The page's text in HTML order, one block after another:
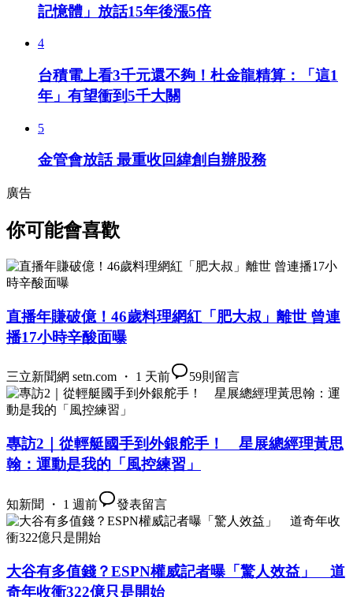
記憶體」放話15年後漲5倍
4
台積電上看3千元還不夠！杜金龍精算：「這1
年」有望衝到5千大關
5
金管會放話 最重收回緯創自辦股務
廣告
你可能會喜歡
直播年賺破億！46歲料理網紅「肥大叔」離世 曾連
播17小時辛酸面曝
三立新聞網 setn.com ・ 1 天前 59則留言
專訪2｜從輕艇國手到外銀舵手！ 星展總經理黃思
翰：運動是我的「風控練習」
知新聞 ・ 1 週前 發表留言
大谷有多值錢？ESPN權威記者曝「驚人效益」 道
奇年收衝322億只是開始